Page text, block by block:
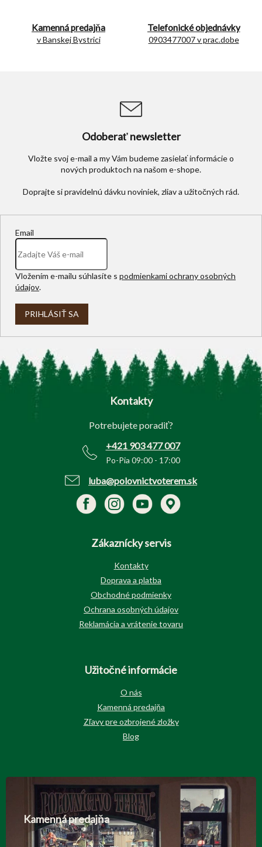
Kamenná predajňa
v Banskej Bystrici
Telefonické objednávky
0903477007 v prac.dobe
Odoberať newsletter
Vložte svoj e-mail a my Vám budeme zasielať informácie o
nových produktoch na našom e-shope.
Email
Vložením e-mailu súhlasíte s podmienkami ochrany osobných
údajov.
PRIHLÁSIŤ SA
Z
Kontakty
Potrebujete poradiť?
+421 903 477 007
Po-Pia 09:00 - 17:00
luba@polovnictvoterem.sk
Zákaznícky servis
Kontakty
Doprava a platba
Obchodné podmienky
Ochrana osobných údajov
Reklamácia a vrátenie tovaru
Užitočné informácie
O nás
Kamenná predajňa
Zľavy pre ozbrojené zložky
Blog
Kamenná predajňa